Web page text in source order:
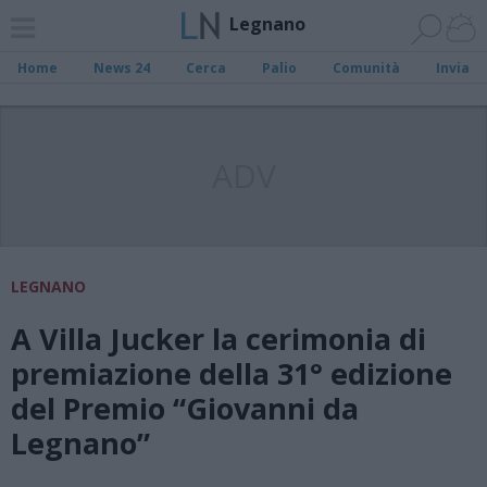
Legnano
Home News 24 Cerca Palio Comunità Invia
LEGNANO
A Villa Jucker la cerimonia di
premiazione della 31° edizione
del Premio “Giovanni da
Legnano”